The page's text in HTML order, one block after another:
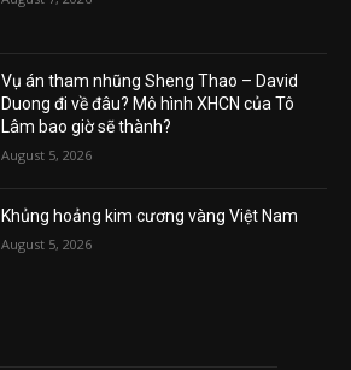
Vụ án tham nhũng Sheng Thao – David
Duong đi về đâu? Mô hình XHCN của Tô
Lâm bao giờ sẽ thành?
August 5, 2026
Khủng hoảng kim cương vàng Việt Nam
August 5, 2026